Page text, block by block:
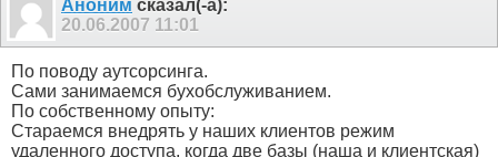
Аноним сказал(-а):
20.06.2007 11:01
По поводу аутсорсинга.
Сами занимаемся бухобслуживанием.
По собственному опыту:
Стараемся внедрять у наших клиентов режим
удаленного доступа, когда две базы (наша и клиентская)